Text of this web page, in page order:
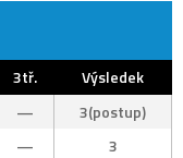
3tř.
Výsledek
—
3(postup)
— 3